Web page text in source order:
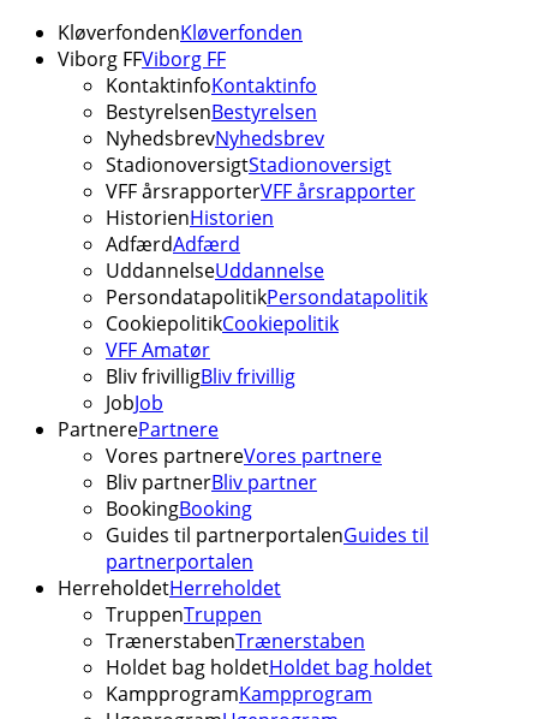
KløverfondenKløverfonden
Viborg FFViborg FF
KontaktinfoKontaktinfo
BestyrelsenBestyrelsen
NyhedsbrevNyhedsbrev
StadionoversigtStadionoversigt
VFF årsrapporterVFF årsrapporter
HistorienHistorien
AdfærdAdfærd
UddannelseUddannelse
PersondatapolitikPersondatapolitik
CookiepolitikCookiepolitik
VFF Amatør
Bliv frivilligBliv frivillig
JobJob
PartnerePartnere
Vores partnereVores partnere
Bliv partnerBliv partner
BookingBooking
Guides til partnerportalenGuides til
partnerportalen
HerreholdetHerreholdet
TruppenTruppen
TrænerstabenTrænerstaben
Holdet bag holdetHoldet bag holdet
KampprogramKampprogram